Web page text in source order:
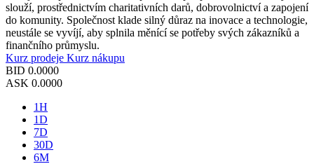
slouží, prostřednictvím charitativních darů, dobrovolnictví a zapojení
do komunity. Společnost klade silný důraz na inovace a technologie,
neustále se vyvíjí, aby splnila měnící se potřeby svých zákazníků a
finančního průmyslu.
Kurz prodeje Kurz nákupu
BID 0.0000
ASK 0.0000
1H
1D
7D
30D
6M